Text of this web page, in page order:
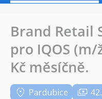
Brand Retail
pro IQOS (m/
Kč měsíčně.
Pardubice